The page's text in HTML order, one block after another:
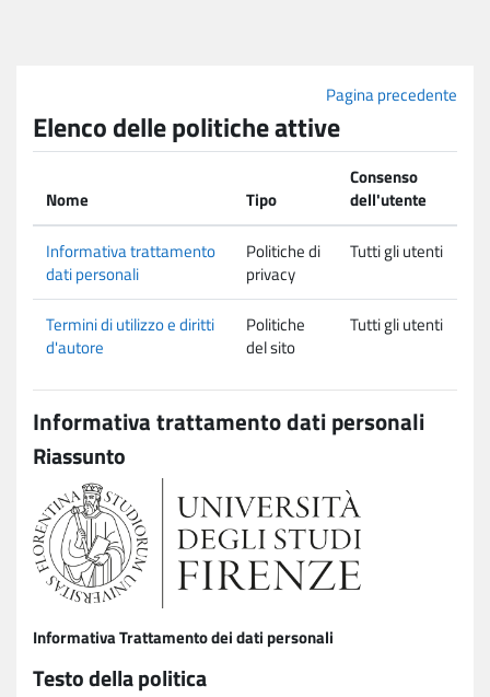
Pagina precedente
Elenco delle politiche attive
Nome Tipo
Consenso
dell'utente
Informativa trattamento
dati personali
Politiche di
privacy
Tutti gli utenti
Termini di utilizzo e diritti
d'autore
Politiche
del sito
Tutti gli utenti
Informativa trattamento dati personali
Riassunto
Informativa Trattamento dei dati personali
Testo della politica